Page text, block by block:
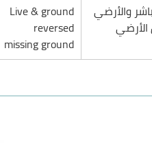
والأرضي
Live & ground
reversed
missing ground